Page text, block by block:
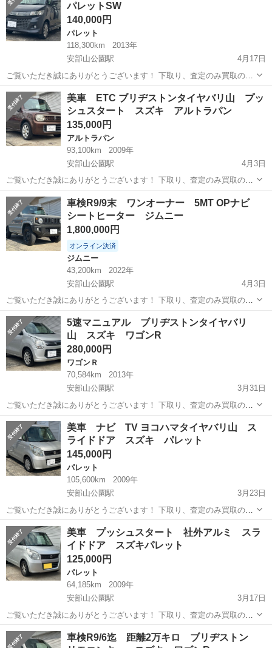
サイクル料金等込み...パレットSW
140,000円
パレット
118,300km
2013年
安部山公園駅
4月17日
ご覧いただき誠にありがとうございます！ 下取り、査定のみ買取のみ
も大歓迎です♩ クレジット決済も対応しております！ 掲載は随時更新
しております！ 是非他の車両もご覧ください♩ ✔︎美車 ✔︎自動車税、リ
サイクル料金等込み...
福岡 北九州市 安部山公園駅 パレット 車両
美車 ETC ブリヂストンタイヤバリ山 プッ
シュスタート スズキ アルトラパン
135,000円
アルトラパン
93,100km
2009年
安部山公園駅
4月3日
ご覧いただき誠にありがとうございます！ 下取り、査定のみ買取のみ
も大歓迎です♩ クレジット決済も対応しております！ 掲載は随時更新
しております！ 是非他の車両もご覧ください♩ ✔︎美車 ✔︎自動車税、リ
サイクル料金等込み...
福岡 北九州市 安部山公園駅 アルトラパン
車検R9/9末 ワンオーナー 5MT OPナビ
シートヒーター ジムニー
1,800,000円
オンライン決済
ジムニー
43,200km
2022年
安部山公園駅
4月3日
ご覧いただき誠にありがとうございます！ 下取り、査定のみ買取のみ
も大歓迎です♩ クレジット決済も対応しております！ 掲載は随時更新
しております！ 是非他の車両もご覧ください♩ ✔︎✔︎ワンオーナー
✔︎✔︎5速マニュアル...
福岡 北九州市 安部山公園駅 ジムニー 車両
5速マニュアル ブリヂストンタイヤバリ
山 スズキ ワゴンR
280,000円
ワゴンＲ
70,584km
2013年
安部山公園駅
3月31日
ご覧いただき誠にありがとうございます！ 下取り、査定のみ買取のみ
も大歓迎です♩ クレジット決済も対応しております！ 掲載は随時更新
しております！ 是非他の車両もご覧ください♩ ✔︎自動車税、リサイク
ル料金等込み ✔︎5速...
福岡 北九州市 安部山公園駅 ワゴンＲ ワゴンR
美車 ナビ TV ヨコハマタイヤバリ山 ス
ライドドア スズキ パレット
145,000円
パレット
105,600km
2009年
安部山公園駅
3月23日
ご覧いただき誠にありがとうございます！ 下取り、査定のみ買取のみ
も大歓迎です♩ クレジット決済も対応しております！ 掲載は随時更新
しております！ 是非他の車両もご覧ください♩ ✔︎美車 ✔︎自動車税、リ
サイクル料金等込み...
福岡 北九州市 安部山公園駅 パレット 車両
美車 プッシュスタート 社外アルミ スラ
イドドア スズキパレット
125,000円
パレット
64,185km
2009年
安部山公園駅
3月17日
ご覧いただき誠にありがとうございます！ 下取り、査定のみ買取のみ
も大歓迎です♩ クレジット決済も対応しております！ 掲載は随時更新
しております！ 是非他の車両もご覧ください♩ ✔︎美車 ✔︎自動車税、リ
福岡 北九州市 安部山公園駅 パレット 車両
車検R9/6迄 距離2万キロ ブリヂストン